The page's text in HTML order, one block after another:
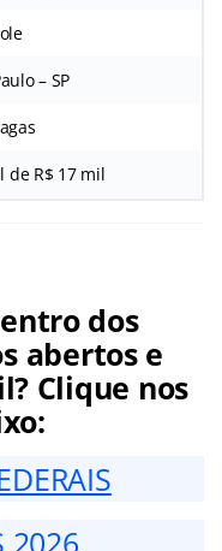
– SP
de R$ 17 mil
dos
abertos e
Clique nos
2026